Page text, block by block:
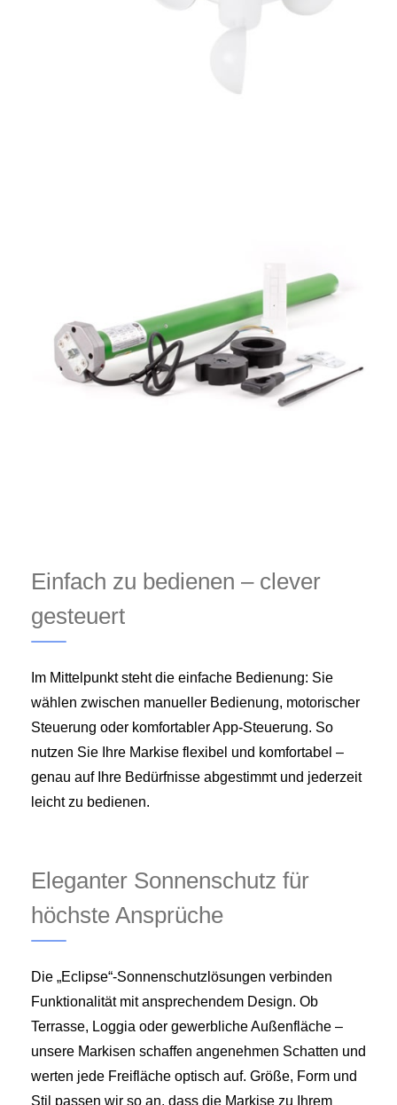
Einfach zu bedienen – clever
gesteuert
Im Mittelpunkt steht die einfache Bedienung: Sie
wählen zwischen manueller Bedienung, motorischer
Steuerung oder komfortabler App-Steuerung. So
nutzen Sie Ihre Markise flexibel und komfortabel –
genau auf Ihre Bedürfnisse abgestimmt und jederzeit
leicht zu bedienen.
Eleganter Sonnenschutz für
höchste Ansprüche
Die „Eclipse“-Sonnenschutzlösungen verbinden
Funktionalität mit ansprechendem Design. Ob
Terrasse, Loggia oder gewerbliche Außenfläche –
unsere Markisen schaffen angenehmen Schatten und
werten jede Freifläche optisch auf. Größe, Form und
Stil passen wir so an, dass die Markise zu Ihrem